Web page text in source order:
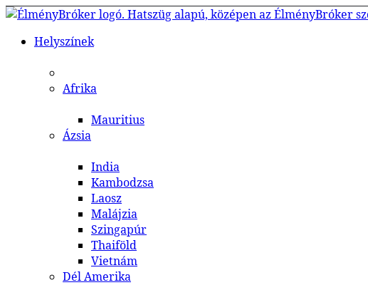
Helyszínek
Afrika
Mauritius
Ázsia
India
Kambodzsa
Laosz
Malájzia
Szingapúr
Thaiföld
Vietnám
Dél Amerika